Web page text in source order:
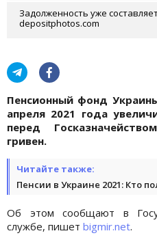
Задолженность уже
depositphotos.com
Пенсионный фонд
апреля 2021 года
перед
гривен.
Читайте также:
Пенсии в Украине 2021: Кто
Об этом сообщают в
службе, пишет bigmir.net.